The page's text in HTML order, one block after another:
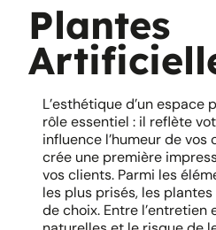
Plantes
L’esthétique d’un espace
rôle essentiel : il reflète
influence l’humeur de
crée une première
vos clients. Parmi les
les plus prisés, les
de choix. Entre